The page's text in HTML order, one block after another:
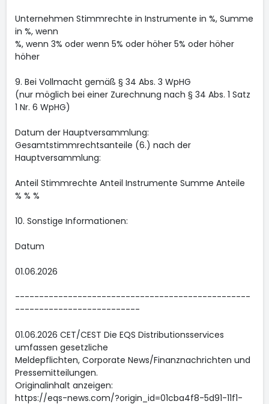
Unternehmen Stimmrechte in Instrumente in %, Summe
in %, wenn
%, wenn 3% oder wenn 5% oder höher 5% oder höher
höher
9. Bei Vollmacht gemäß § 34 Abs. 3 WpHG
(nur möglich bei einer Zurechnung nach § 34 Abs. 1 Satz
1 Nr. 6 WpHG)
Datum der Hauptversammlung:
Gesamtstimmrechtsanteile (6.) nach der
Hauptversammlung:
Anteil Stimmrechte Anteil Instrumente Summe Anteile
% % %
10. Sonstige Informationen:
Datum
01.06.2026
-------------------------------------------------
--------------------------
01.06.2026 CET/CEST Die EQS Distributionsservices
umfassen gesetzliche
Meldepflichten, Corporate News/Finanznachrichten und
Pressemitteilungen.
Originalinhalt anzeigen:
https://eqs-news.com/?origin_id=01cba4f8-5d91-11f1-